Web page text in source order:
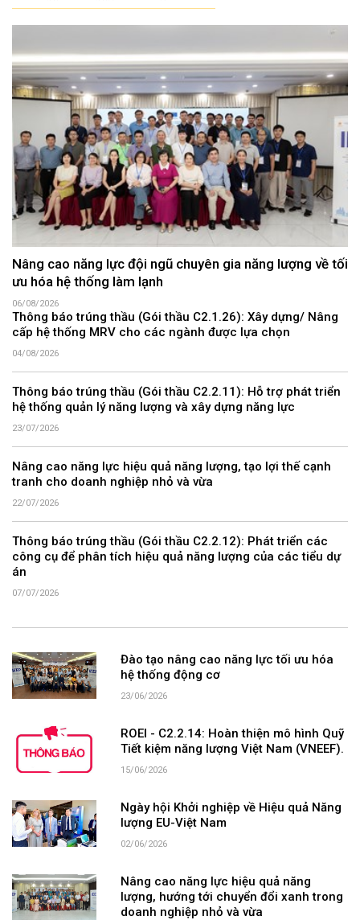
Nâng cao năng lực đội ngũ chuyên gia năng lượng về tối
ưu hóa hệ thống làm lạnh
06/08/2026
Thông báo trúng thầu (Gói thầu C2.1.26): Xây dựng/ Nâng
cấp hệ thống MRV cho các ngành được lựa chọn
04/08/2026
Thông báo trúng thầu (Gói thầu C2.2.11): Hỗ trợ phát triển
hệ thống quản lý năng lượng và xây dựng năng lực
23/07/2026
Nâng cao năng lực hiệu quả năng lượng, tạo lợi thế cạnh
tranh cho doanh nghiệp nhỏ và vừa
22/07/2026
Thông báo trúng thầu (Gói thầu C2.2.12): Phát triển các
công cụ để phân tích hiệu quả năng lượng của các tiểu dự
án
07/07/2026
Đào tạo nâng cao năng lực tối ưu hóa
hệ thống động cơ
23/06/2026
ROEI - C2.2.14: Hoàn thiện mô hình Quỹ
Tiết kiệm năng lượng Việt Nam (VNEEF).
15/06/2026
Ngày hội Khởi nghiệp về Hiệu quả Năng
lượng EU-Việt Nam
02/06/2026
Nâng cao năng lực hiệu quả năng
lượng, hướng tới chuyển đổi xanh trong
doanh nghiệp nhỏ và vừa